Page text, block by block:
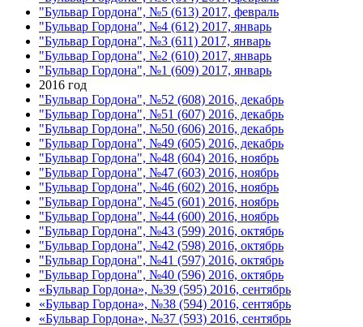
"Бульвар Гордона", №5 (613) 2017, февраль
"Бульвар Гордона", №4 (612) 2017, январь
"Бульвар Гордона", №3 (611) 2017, январь
"Бульвар Гордона", №2 (610) 2017, январь
"Бульвар Гордона", №1 (609) 2017, январь
2016 год
"Бульвар Гордона", №52 (608) 2016, декабрь
"Бульвар Гордона", №51 (607) 2016, декабрь
"Бульвар Гордона", №50 (606) 2016, декабрь
"Бульвар Гордона", №49 (605) 2016, декабрь
"Бульвар Гордона", №48 (604) 2016, ноябрь
"Бульвар Гордона", №47 (603) 2016, ноябрь
"Бульвар Гордона", №46 (602) 2016, ноябрь
"Бульвар Гордона", №45 (601) 2016, ноябрь
"Бульвар Гордона", №44 (600) 2016, ноябрь
"Бульвар Гордона", №43 (599) 2016, октябрь
"Бульвар Гордона", №42 (598) 2016, октябрь
"Бульвар Гордона", №41 (597) 2016, октябрь
"Бульвар Гордона", №40 (596) 2016, октябрь
«Бульвар Гордона», №39 (595) 2016, сентябрь
«Бульвар Гордона», №38 (594) 2016, сентябрь
«Бульвар Гордона», №37 (593) 2016, сентябрь